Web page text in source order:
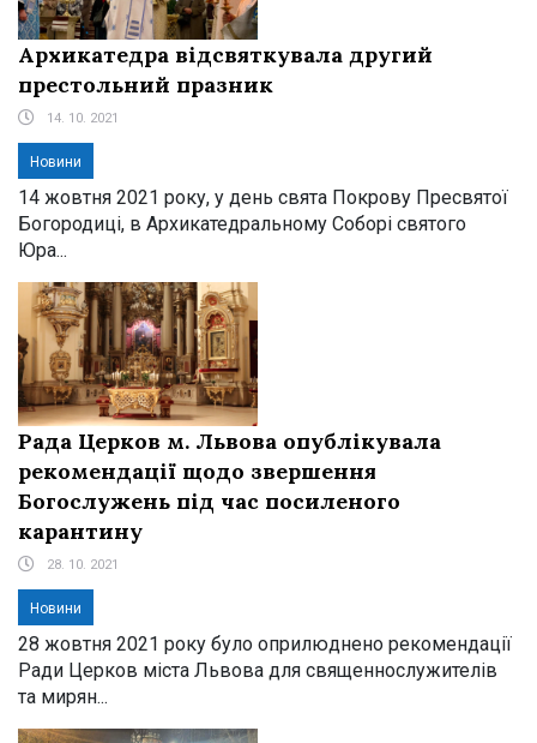
Архикатедра відсвяткувала другий
престольний празник
14. 10. 2021
Новини
14 жовтня 2021 року, у день свята Покрову Пресвятої
Богородиці, в Архикатедральному Соборі святого
Юра...
Рада Церков м. Львова опублікувала
рекомендації щодо звершення
Богослужень під час посиленого
карантину
28. 10. 2021
Новини
28 жовтня 2021 року було оприлюднено рекомендації
Ради Церков міста Львова для священнослужителів
та мирян...